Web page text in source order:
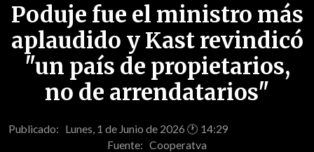
Poduje fue el ministro más
aplaudido y Kast revindicó
"un país de propietarios,
no de arrendatarios"
Publicado: Lunes, 1 de Junio de 2026 🕐 14:29
Fuente: Cooperatva